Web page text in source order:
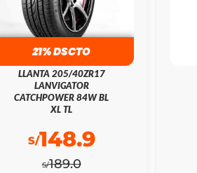
21% DSCTO
LLANTA 205/40ZR17
LANVIGATOR
CATCHPOWER 84W BL
XL TL
S/189.0
S/148.9